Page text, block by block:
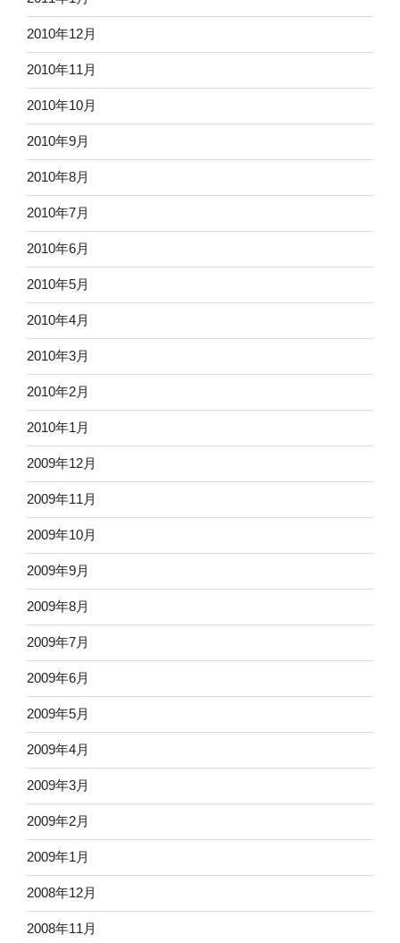
2010年12月
2010年11月
2010年10月
2010年9月
2010年8月
2010年7月
2010年6月
2010年5月
2010年4月
2010年3月
2010年2月
2010年1月
2009年12月
2009年11月
2009年10月
2009年9月
2009年8月
2009年7月
2009年6月
2009年5月
2009年4月
2009年3月
2009年2月
2009年1月
2008年12月
2008年11月